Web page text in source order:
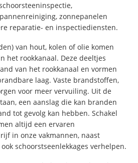
zonnepanelen
reparatie- en inspectiediensten.
van hout, kolen of olie komen
het rookkanaal. Deze deeltjes
van het rookkanaal en vormen
laag. Vaste brandstoffen,
voor meer vervuiling. Uit de
een aanslag die kan branden
tot gevolg kan hebben. Schakel
altijd een ervaren
in onze vakmannen, naast
schoorstseenlekkages verhelpen.